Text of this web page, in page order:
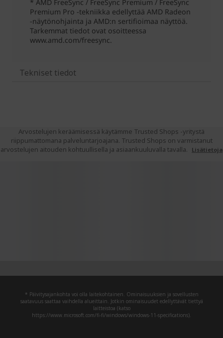
Tekniset tiedot
Arvostelujen keräämisessä käytämme Trusted Shops -yritystä
riippumattomana palveluntarjoajana. Trusted Shops on varmistanut
arvostelujen aitouden kohtuullisella ja asiaankuuluvalla tavalla.
Lisätietoja
* Päivitysajankohta voi olla laitekohtainen. Ominaisuuksien ja sovellusten
saatavuus saattaa vaihdella alueittain. Jotkin ominaisuudet edellyttävät tiettyä
laitteistoa (katso
https://www.microsoft.com/fi-fi/windows/windows-11-specifications).